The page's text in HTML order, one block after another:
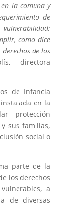
la comuna y
de
como dice
de los
directora
de Infancia
en la
protección
sus familias,
social o
parte de la
los derechos
a
de diversas